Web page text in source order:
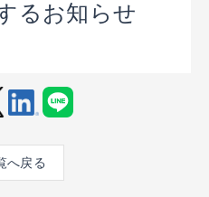
るお知らせ
edin
へ戻る